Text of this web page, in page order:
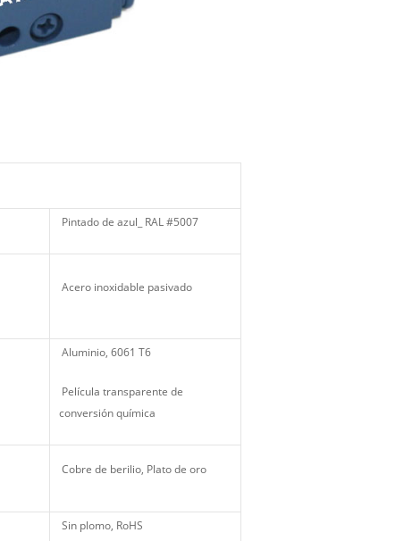
Pintado de azul_ RAL #5007
Acero inoxidable pasivado
Aluminio, 6061 T6
Película transparente de
conversión química
Cobre de berilio, Plato de oro
Sin plomo, RoHS